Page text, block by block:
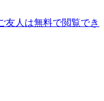
友人は無料で閲覧でき